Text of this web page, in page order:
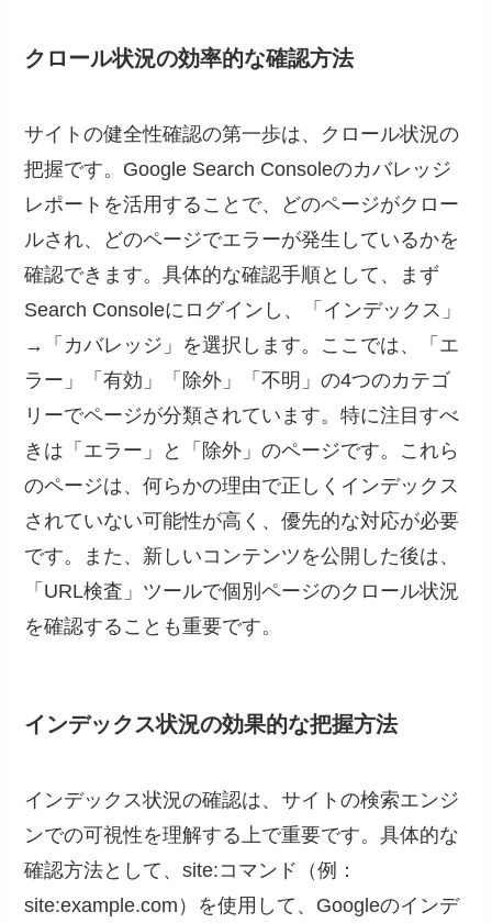
クロール状況の効率的な確認方法
サイトの健全性確認の第一歩は、クロール状況の
把握です。Google Search Consoleのカバレッジ
レポートを活用することで、どのページがクロー
ルされ、どのページでエラーが発生しているかを
確認できます。具体的な確認手順として、まず
Search Consoleにログインし、「インデックス」
→「カバレッジ」を選択します。ここでは、「エ
ラー」「有効」「除外」「不明」の4つのカテゴ
リーでページが分類されています。特に注目すべ
きは「エラー」と「除外」のページです。これら
のページは、何らかの理由で正しくインデックス
されていない可能性が高く、優先的な対応が必要
です。また、新しいコンテンツを公開した後は、
「URL検査」ツールで個別ページのクロール状況
を確認することも重要です。
インデックス状況の効果的な把握方法
インデックス状況の確認は、サイトの検索エンジ
ンでの可視性を理解する上で重要です。具体的な
確認方法として、site:コマンド（例：
site:example.com）を使用して、Googleのインデ